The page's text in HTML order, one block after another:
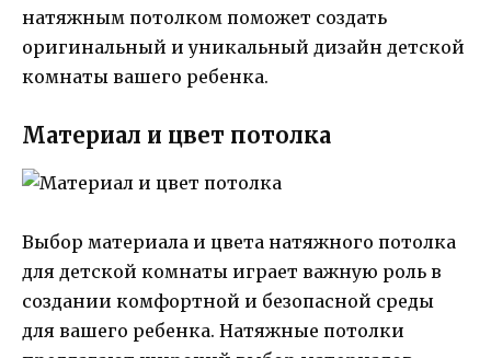
натяжным потолком поможет создать
оригинальный и уникальный дизайн детской
комнаты вашего ребенка.
Материал и цвет потолка
Выбор материала и цвета натяжного потолка
для детской комнаты играет важную роль в
создании комфортной и безопасной среды
для вашего ребенка. Натяжные потолки